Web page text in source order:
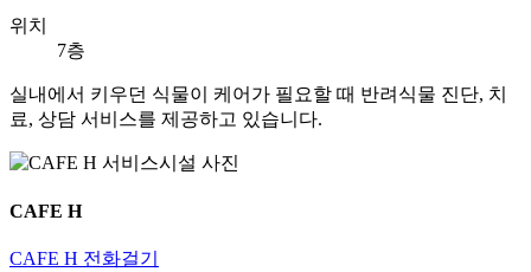
위치
7층
실내에서 키우던 식물이 케어가 필요할 때 반려식물 진단, 치
료, 상담 서비스를 제공하고 있습니다.
CAFE H
CAFE H 전화걸기